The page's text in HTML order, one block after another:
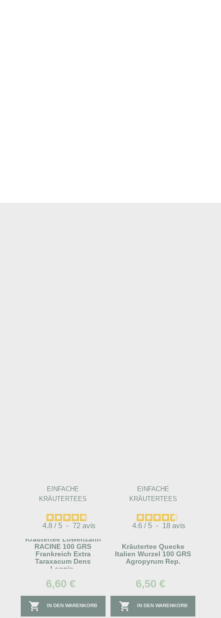
EINFACHE
KRÄUTERTEES
4.8 / 5 - 72 avis
Kräutertee Löwenzahn
RACINE 100 GRS
Frankreich Extra
Taraxacum Dens
Leonis.
6,60 €
 IN DEN WARENKORB
EINFACHE
KRÄUTERTEES
4.6 / 5 - 18 avis
Kräutertee Quecke
Italien Wurzel 100 GRS
Agropyrum Rep.
6,50 €
 IN DEN WARENKORB